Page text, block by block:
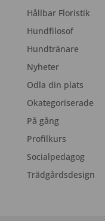
Hållbar Floristik
Hundfilosof
Hundtränare
Nyheter
Odla din plats
Okategoriserade
På gång
Profilkurs
Socialpedagog
Trädgårdsdesign